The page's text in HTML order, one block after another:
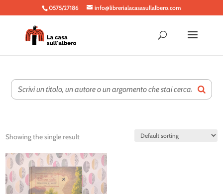
0575/27186 info@librerialacasasullalbero.com
Showing the single result